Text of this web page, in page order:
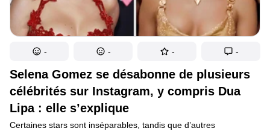
Selena Gomez se désabonne de plusieurs
célébrités sur Instagram, y compris Dua
Lipa : elle s’explique
Certaines stars sont inséparables, tandis que d’autres
- - - -